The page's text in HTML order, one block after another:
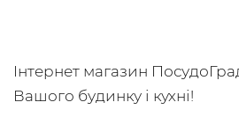
Інтернет магазин
Вашого будинку і кухні!